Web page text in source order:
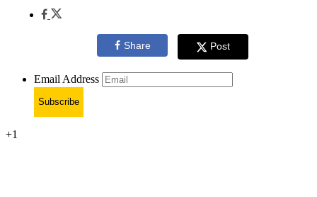
Share Post
Email Address
Subscribe
+1